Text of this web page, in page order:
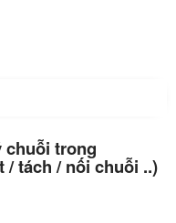
chuỗi trong
/ tách / nối chuỗi ..)